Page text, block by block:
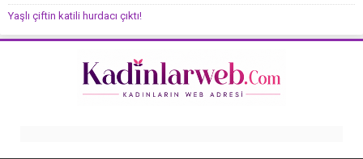
Yaşlı çiftin katili hurdacı çıktı!